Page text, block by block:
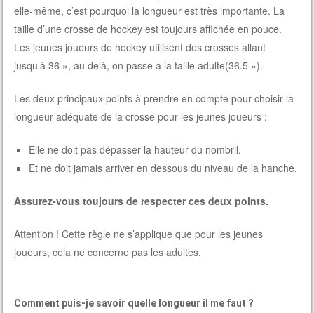
elle-même, c’est pourquoi la longueur est très importante. La
taille d’une crosse de hockey est toujours affichée en pouce.
Les jeunes joueurs de hockey utilisent des crosses allant
jusqu’à 36 », au delà, on passe à la taille adulte(36.5 »).
Les deux principaux points à prendre en compte pour choisir la
longueur adéquate de la crosse pour les jeunes joueurs :
Elle ne doit pas dépasser la hauteur du nombril.
Et ne doit jamais arriver en dessous du niveau de la hanche.
Assurez-vous toujours de respecter ces deux points.
Attention ! Cette règle ne s’applique que pour les jeunes
joueurs, cela ne concerne pas les adultes.
Comment puis-je savoir quelle longueur il me faut ?